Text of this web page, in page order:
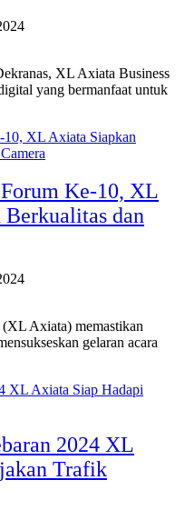
XL Axiata Business
yang bermanfaat untuk
Ke-10, XL
dan
Axiata) memastikan
gelaran acara
2024 XL
Trafik